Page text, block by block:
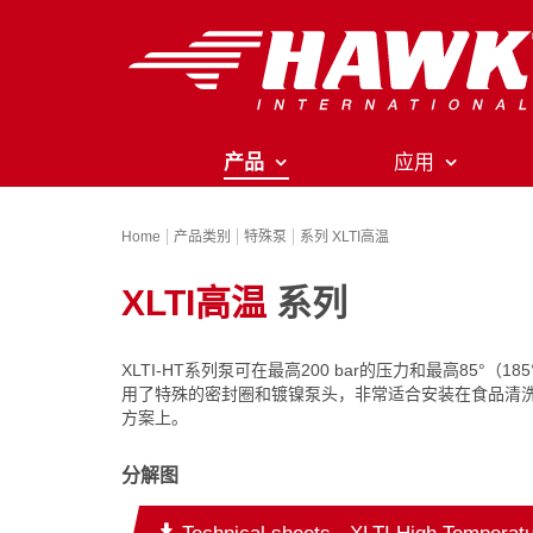
产品 应用
Home 产品类别 特殊泵 系列 XLTI高温
XLTI高温 系列
XLTI-HT系列泵可在最高200 bar的压力和最高85°（
用了特殊的密封圈和镀镍泵头，非常适合安装在食品清
方案上。
分解图